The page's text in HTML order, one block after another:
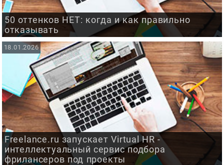
50 оттенков НЕТ: когда и как правильно
отказывать
Freelance.ru запускает Virtual HR -
интеллектуальный сервис подбора
фрилансеров под проекты
18.01.2026